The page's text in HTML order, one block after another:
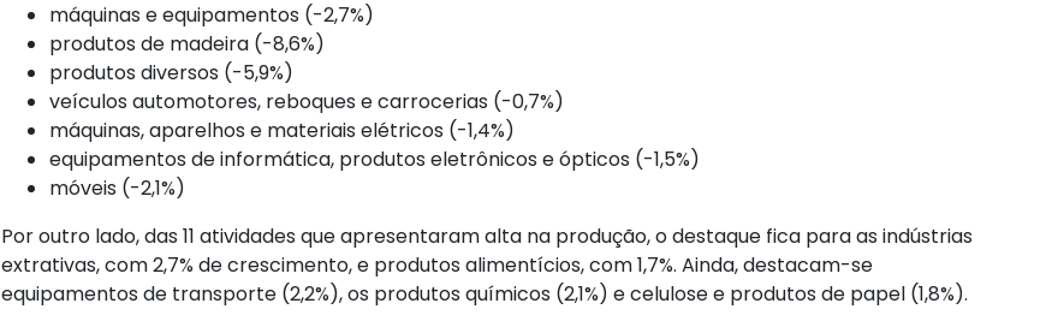
máquinas e equipamentos (-2,7%)
produtos de madeira (-8,6%)
produtos diversos (-5,9%)
veículos automotores, reboques e carrocerias (-0,7%)
máquinas, aparelhos e materiais elétricos (-1,4%)
equipamentos de informática, produtos eletrônicos e ópticos (-1,5%)
móveis (-2,1%)
Por outro lado, das 11 atividades que apresentaram alta na produção, o destaque fica para as indústrias
extrativas, com 2,7% de crescimento, e produtos alimentícios, com 1,7%. Ainda, destacam-se
equipamentos de transporte (2,2%), os produtos químicos (2,1%) e celulose e produtos de papel (1,8%).